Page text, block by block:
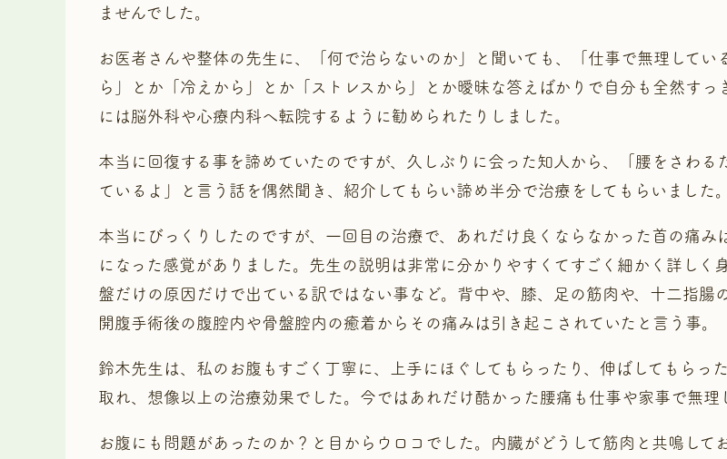
ませんでした。
お医者さんや整体の先生に、「何で治らないのか」と聞いても、「仕事で無理して
ら」とか「冷えから」とか「ストレスから」とか曖昧な答えばかりで自分も全然す
には脳外科や心療内科へ転院するように勧められたりしました。
本当に回復する事を諦めていたのですが、久しぶりに会った知人から、「腰をさわ
ているよ」と言う話を偶然聞き、紹介してもらい諦め半分で治療をしてもらいました。
本当にびっくりしたのですが、一回目の治療で、あれだけ良くならなかった首の痛
になった感覚がありました。先生の説明は非常に分かりやすくてすごく細かく詳し
盤だけの原因だけで出ている訳ではない事など。背中や、膝、足の筋肉や、十二指
開腹手術後の腹腔内や骨盤腔内の癒着からその痛みは引き起こされていたと言う事。
鈴木先生は、私のお腹もすごく丁寧に、上手にほぐしてもらったり、伸ばしてもらっ
取れ、想像以上の治療効果でした。今ではあれだけ酷かった腰痛も仕事や家事で無理
お腹にも問題があったのか？と目からウロコでした。内臓がどうして筋肉と共鳴し